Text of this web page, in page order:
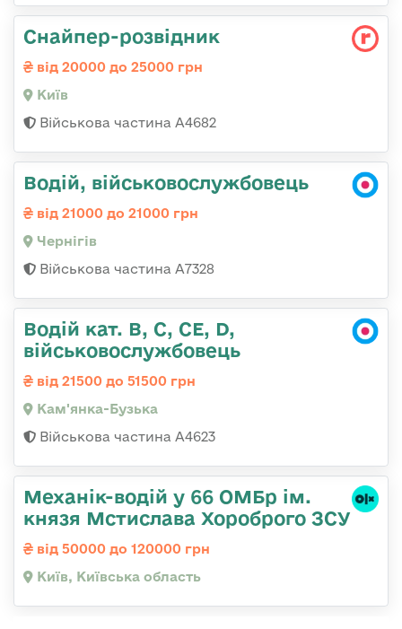
Снайпер-розвідник
від 20000 до 25000 грн
Київ
Військова частина А4682
Водій, військовослужбовець
від 21000 до 21000 грн
Чернігів
Військова частина А7328
Водій кат. B, C, СЕ, D,
військовослужбовець
від 21500 до 51500 грн
Кам'янка-Бузька
Військова частина А4623
Механік-водій у 66 ОМБр ім.
князя Мстислава Хороброго ЗСУ
від 50000 до 120000 грн
Київ, Київська область